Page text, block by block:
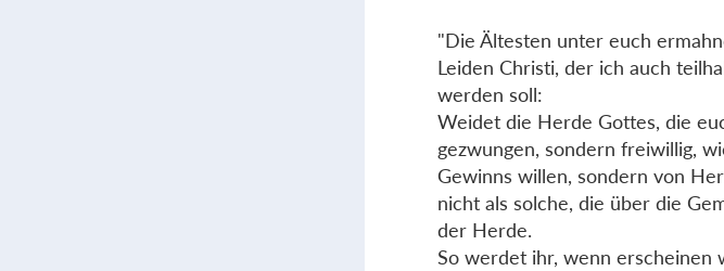
"Die Ältesten unter euch
Leiden Christi, der ich auch
werden soll:
Weidet die Herde Gottes, die
gezwungen, sondern freiwillig,
Gewinns willen, sondern von
nicht als solche, die über die
der Herde.
So werdet ihr, wenn erscheinen